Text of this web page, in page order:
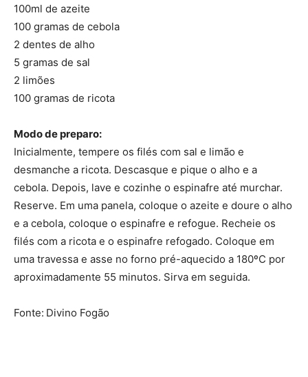
100ml de azeite
100 gramas de cebola
2 dentes de alho
5 gramas de sal
2 limões
100 gramas de ricota
Modo de preparo:
Inicialmente, tempere os filés com sal e limão e
desmanche a ricota. Descasque e pique o alho e a
cebola. Depois, lave e cozinhe o espinafre até murchar.
Reserve. Em uma panela, coloque o azeite e doure o alho
e a cebola, coloque o espinafre e refogue. Recheie os
filés com a ricota e o espinafre refogado. Coloque em
uma travessa e asse no forno pré-aquecido a 180ºC por
aproximadamente 55 minutos. Sirva em seguida.
Fonte: Divino Fogão